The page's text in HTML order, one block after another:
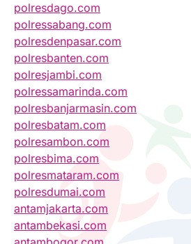
polresdago.com
polressabang.com
polresdenpasar.com
polresbanten.com
polresjambi.com
polressamarinda.com
polresbanjarmasin.com
polresbatam.com
polresambon.com
polresbima.com
polresmataram.com
polresdumai.com
antamjakarta.com
antambekasi.com